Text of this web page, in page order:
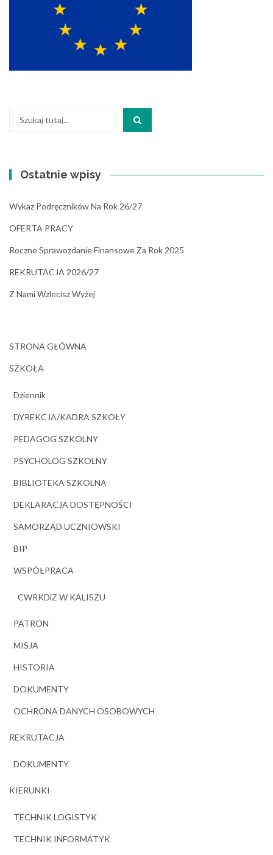
Ostatnie wpisy
Wykaz Podręczników Na Rok 26/27
OFERTA PRACY
Roczne Sprawozdanie Finansowe Za Rok 2025
REKRUTACJA 2026/27
Z Nami Wzlecisz Wyżej
STRONA GŁÓWNA
SZKOŁA
Dziennik
DYREKCJA/KADRA SZKOŁY
PEDAGOG SZKOLNY
PSYCHOLOG SZKOLNY
BIBLIOTEKA SZKOLNA
DEKLARACJA DOSTĘPNOŚCI
SAMORZĄD UCZNIOWSKI
BIP
WSPÓŁPRACA
CWRKDiZ W KALISZU
PATRON
MISJA
HISTORIA
DOKUMENTY
OCHRONA DANYCH OSOBOWYCH
REKRUTACJA
DOKUMENTY
KIERUNKI
TECHNIK LOGISTYK
TECHNIK INFORMATYK